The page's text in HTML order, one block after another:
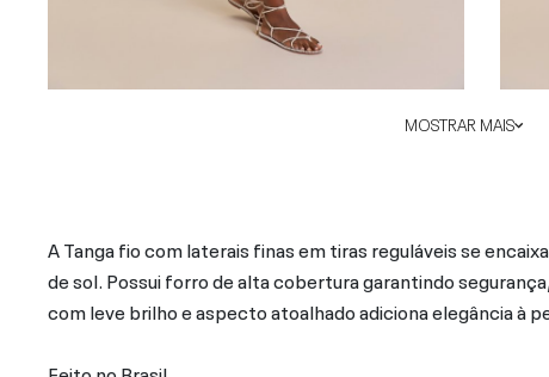
MOSTRAR MAIS
A Tanga fio com laterais finas em tiras reguláveis se
de sol. Possui forro de alta cobertura garantindo
com leve brilho e aspecto atoalhado adiciona elegância à